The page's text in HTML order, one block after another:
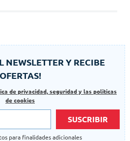
NEWSLETTER Y RECIBE
OFERTAS!
de privacidad, seguridad y las politicas
de cookies
SUSCRIBIR
para finalidades adicionales